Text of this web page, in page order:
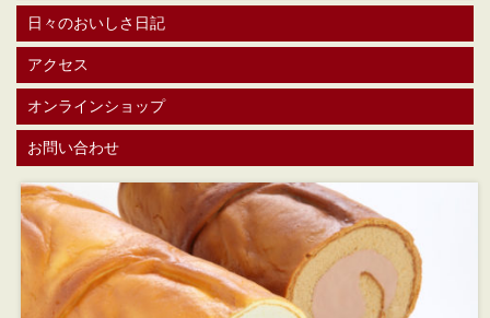
日々のおいしさ日記
アクセス
オンラインショップ
お問い合わせ